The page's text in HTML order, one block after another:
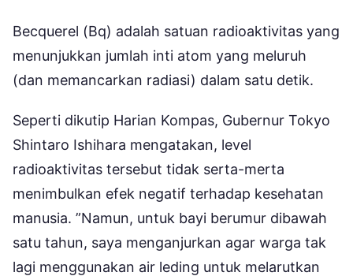
Becquerel (Bq) adalah satuan radioaktivitas yang
menunjukkan jumlah inti atom yang meluruh
(dan memancarkan radiasi) dalam satu detik.
Seperti dikutip Harian Kompas, Gubernur Tokyo
Shintaro Ishihara mengatakan, level
radioaktivitas tersebut tidak serta-merta
menimbulkan efek negatif terhadap kesehatan
manusia. ”Namun, untuk bayi berumur dibawah
satu tahun, saya menganjurkan agar warga tak
lagi menggunakan air leding untuk melarutkan